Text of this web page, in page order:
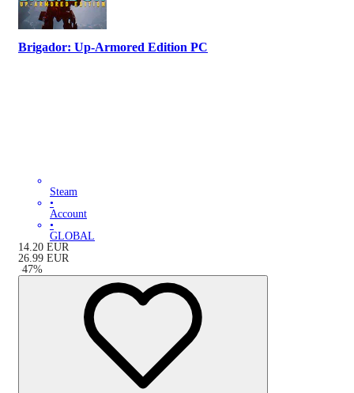
Brigador: Up-Armored Edition PC
Steam
•
Account
•
GLOBAL
14.20 EUR
26.99 EUR
-47%